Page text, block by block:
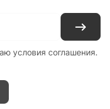
условия соглашения.